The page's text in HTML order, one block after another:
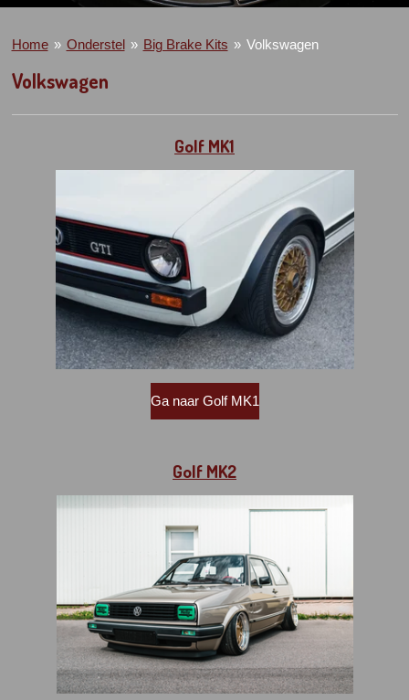
Home » Onderstel » Big Brake Kits » Volkswagen
Volkswagen
Golf MK1
Ga naar Golf MK1
Golf MK2